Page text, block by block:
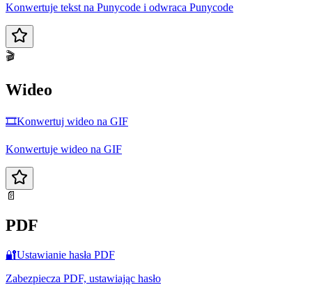
Konwertuje tekst na Punycode i odwraca Punycode
🎬
Wideo
🎞️Konwertuj wideo na GIF
Konwertuje wideo na GIF
📄
PDF
🔐Ustawianie hasła PDF
Zabezpiecza PDF, ustawiając hasło